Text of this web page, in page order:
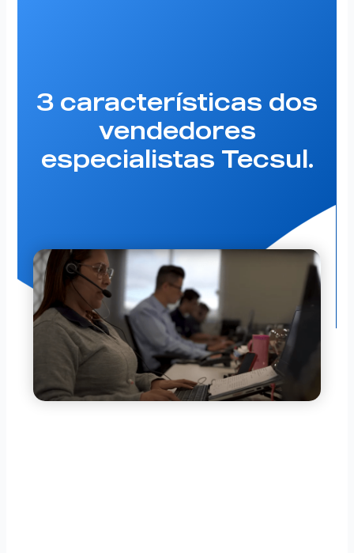
3 características dos
vendedores
especialistas Tecsul.